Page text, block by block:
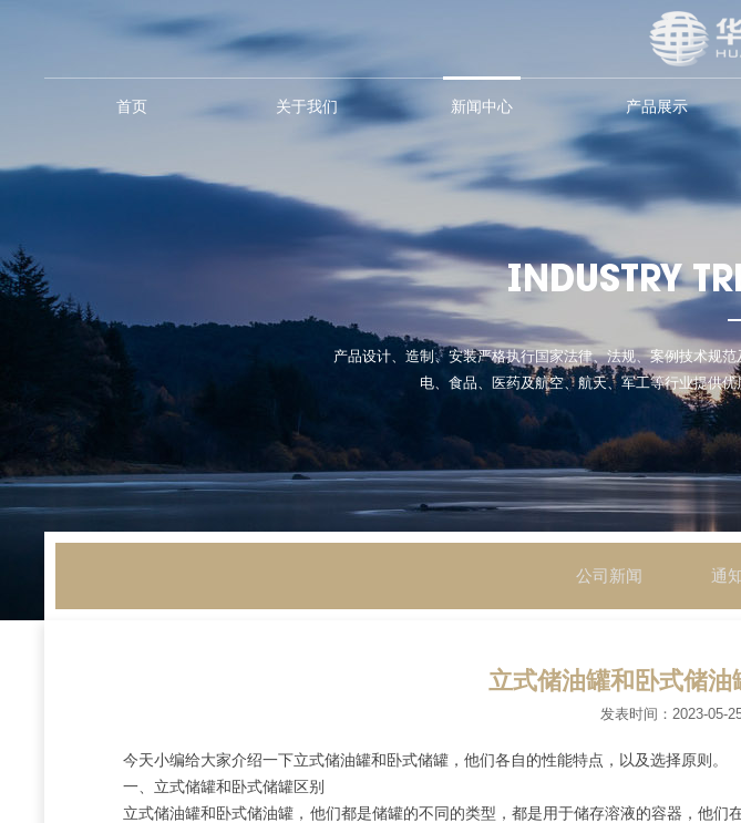
首页 关于我们 新闻中心 产品展示
INDUSTRY
产品设计、造制、安装严格执行国家法律、法规、案例技术规
电、食品、医药及航空、航天、军工等行业提供
公司新闻 通
立式储油罐和卧式储油
发表时间：2023-05-
今天小编给大家介绍一下立式储油罐和卧式储罐，他们各自的性能特点，以及选择原则。
一、立式储罐和卧式储罐区别
立式储油罐和卧式储油罐，他们都是储罐的不同的类型，都是用于储存溶液的容器，他